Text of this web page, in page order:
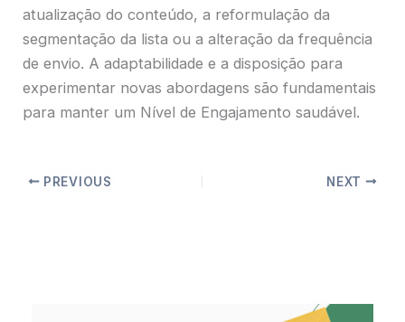
atualização do conteúdo, a reformulação da
segmentação da lista ou a alteração da frequência
de envio. A adaptabilidade e a disposição para
experimentar novas abordagens são fundamentais
para manter um Nível de Engajamento saudável.
PREVIOUS NEXT